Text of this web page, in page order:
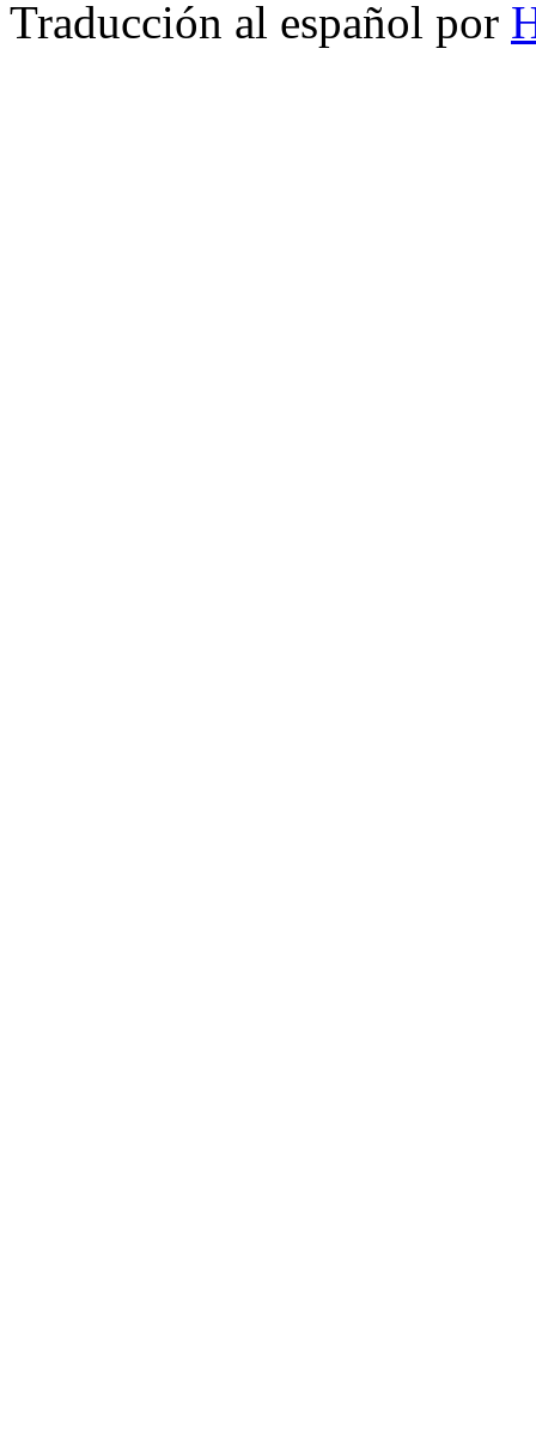
Traducción al español por